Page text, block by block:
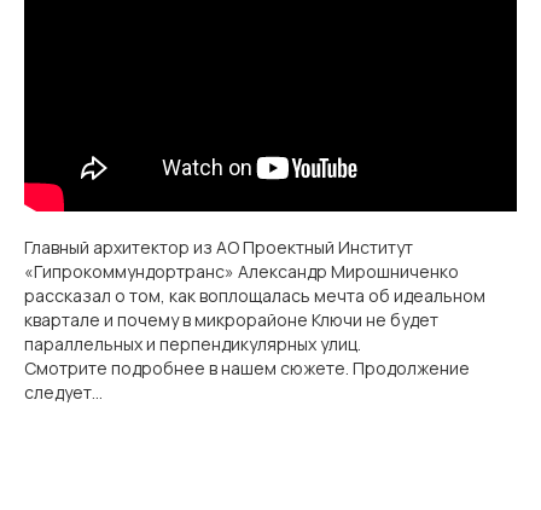
Главный архитектор из АО Проектный Институт
«Гипрокоммундортранс» Александр Мирошниченко
рассказал о том, как воплощалась мечта об идеальном
квартале и почему в микрорайоне Ключи не будет
параллельных и перпендикулярных улиц.
Смотрите подробнее в нашем сюжете. Продолжение
следует...